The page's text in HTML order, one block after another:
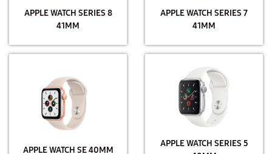
APPLE WATCH SERIES 8
41MM
APPLE WATCH SERIES 7
41MM
APPLE WATCH SE 40MM
APPLE WATCH SERIES 5